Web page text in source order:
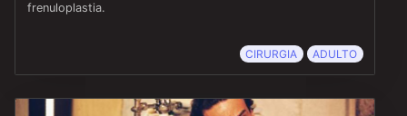
frenuloplastia.
CIRURGIA ADULTO